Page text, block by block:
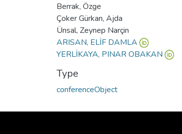
Berrak, Özge
Çoker Gürkan, Ajda
Ünsal, Zeynep Narçin
ARISAN, ELİF DAMLA
YERLİKAYA, PINAR OBAKAN
Type
conferenceObject